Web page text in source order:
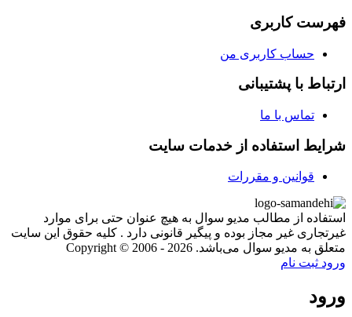
فهرست کاربری
حساب کاربری من
ارتباط با پشتیبانی
تماس با ما
شرایط استفاده از خدمات سایت
قوانین و مقررات
استفاده از مطالب مدیو سوال به هیچ عنوان حتی برای موارد
غیرتجاری غیر مجاز بوده و پیگیر قانونی دارد . کلیه حقوق این سایت
متعلق به مدیو سوال می‌باشد. Copyright © 2006 - 2026
ورود ثبت نام
ورود